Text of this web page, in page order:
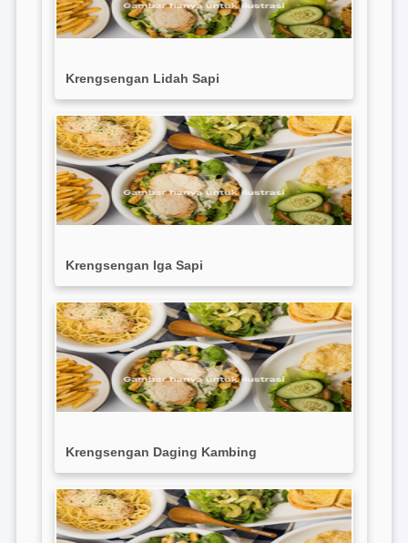
Krengsengan Lidah Sapi
Krengsengan Iga Sapi
Krengsengan Daging Kambing